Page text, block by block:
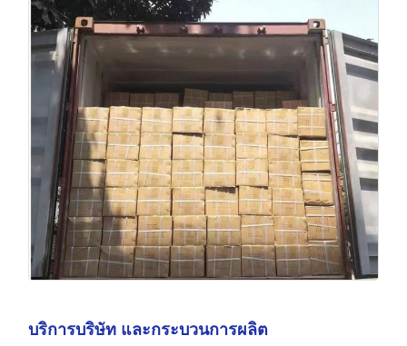
บริการบริษัท และกระบวนการผลิต